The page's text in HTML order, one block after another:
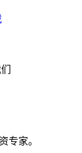
专家。